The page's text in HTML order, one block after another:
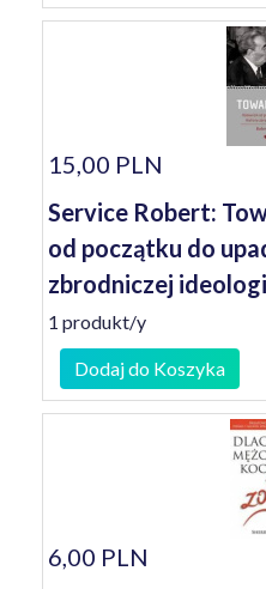
15,00 PLN
Service Robert:
od początku do
zbrodniczej
1 produkt/y
Dodaj do Koszyka
6,00 PLN